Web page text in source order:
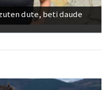
dute, beti daude